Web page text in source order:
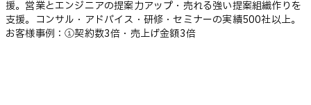
援。営業とエンジニアの提案力アップ・売れる強い提案組織作りを
支援。コンサル・アドバイス・研修・セミナーの実績500社以上。
お客様事例：①契約数3倍・売上げ金額3倍